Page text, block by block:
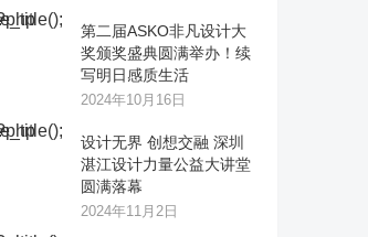
第二届ASKO非凡设计大
奖颁奖盛典圆满举办！续
写明日感质生活
2024年10月16日
设计无界 创想交融 深圳
湛江设计力量公益大讲堂
圆满落幕
2024年11月2日